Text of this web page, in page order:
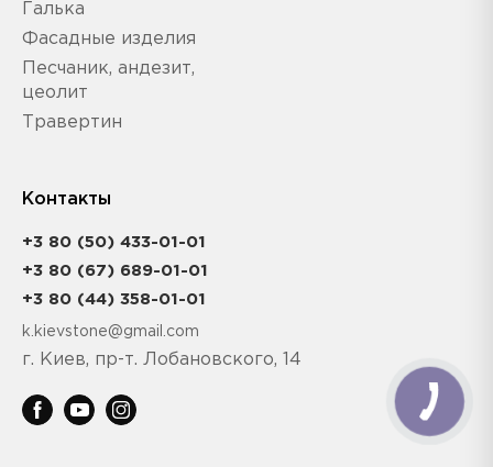
Галька
Фасадные изделия
Песчаник, андезит,
цеолит
Травертин
Контакты
+3 80 (50) 433-01-01
+3 80 (67) 689-01-01
+3 80 (44) 358-01-01
k.kievstone@gmail.com
г. Киев, пр-т. Лобановского, 14